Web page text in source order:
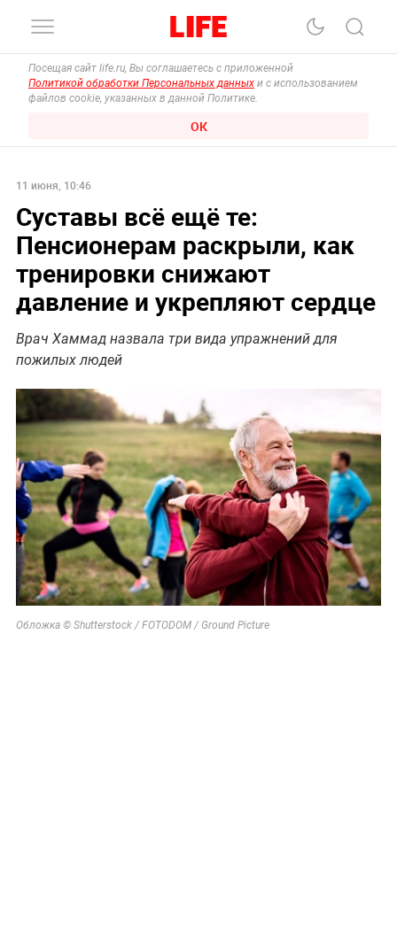
Посещая сайт life.ru, Вы соглашаетесь с приложенной
Политикой обработки Персональных данных и с использованием
файлов cookie, указанных в данной Политике.
ОК
11 июня, 10:46
Суставы всё ещё те:
Пенсионерам раскрыли, как
тренировки снижают
давление и укрепляют сердце
Врач Хаммад назвала три вида упражнений для
пожилых людей
Обложка © Shutterstock / FOTODOM / Ground Picture